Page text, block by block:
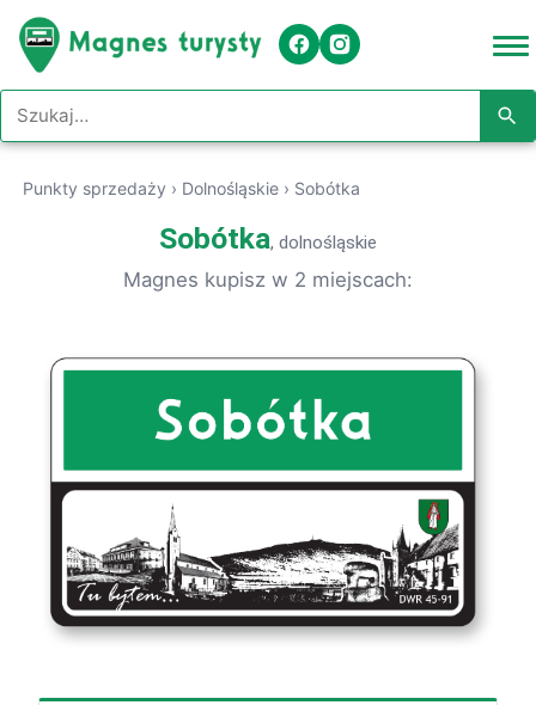
Szukaj w serwisie
Punkty sprzedaży › Dolnośląskie › Sobótka
Sobótka, dolnośląskie
Magnes kupisz w 2 miejscach: